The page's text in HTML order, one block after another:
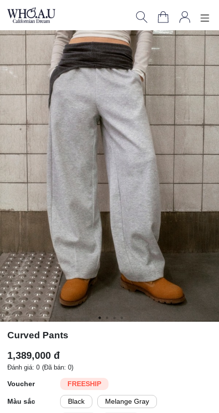
Curved Pants
1,389,000 đ
Đánh giá: 0 (Đã bán: 0)
Voucher FREESHIP
Màu sắc Black Melange Gray